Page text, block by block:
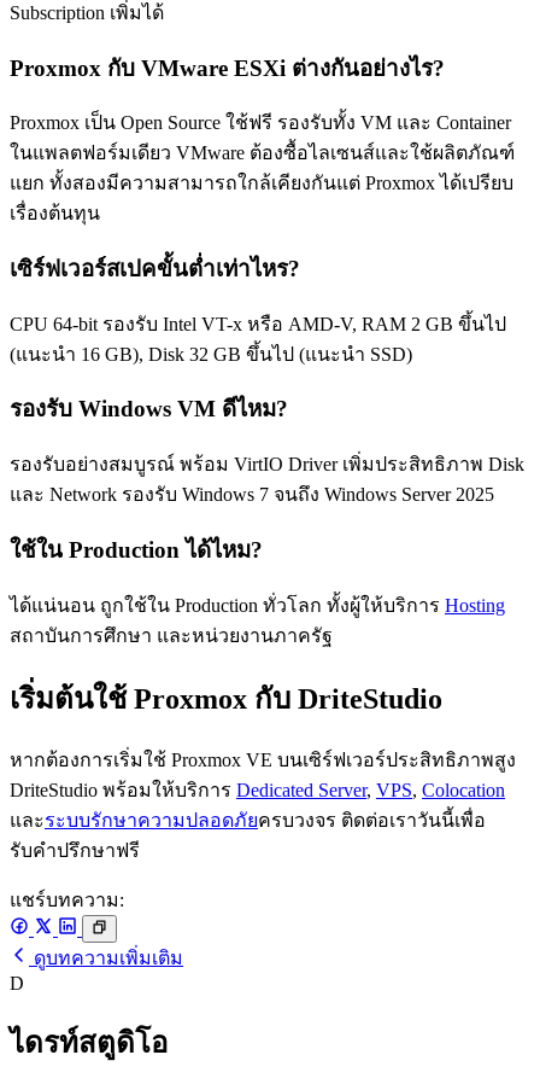
Subscription เพิ่มได้
Proxmox กับ VMware ESXi ต่างกันอย่างไร?
Proxmox เป็น Open Source ใช้ฟรี รองรับทั้ง VM และ Container
ในแพลตฟอร์มเดียว VMware ต้องซื้อไลเซนส์และใช้ผลิตภัณฑ์
แยก ทั้งสองมีความสามารถใกล้เคียงกันแต่ Proxmox ได้เปรียบ
เรื่องต้นทุน
เซิร์ฟเวอร์สเปคขั้นต่ำเท่าไหร?
CPU 64-bit รองรับ Intel VT-x หรือ AMD-V, RAM 2 GB ขึ้นไป
(แนะนำ 16 GB), Disk 32 GB ขึ้นไป (แนะนำ SSD)
รองรับ Windows VM ดีไหม?
รองรับอย่างสมบูรณ์ พร้อม VirtIO Driver เพิ่มประสิทธิภาพ Disk
และ Network รองรับ Windows 7 จนถึง Windows Server 2025
ใช้ใน Production ได้ไหม?
ได้แน่นอน ถูกใช้ใน Production ทั่วโลก ทั้งผู้ให้บริการ Hosting
สถาบันการศึกษา และหน่วยงานภาครัฐ
เริ่มต้นใช้ Proxmox กับ DriteStudio
หากต้องการเริ่มใช้ Proxmox VE บนเซิร์ฟเวอร์ประสิทธิภาพสูง
DriteStudio พร้อมให้บริการ Dedicated Server, VPS, Colocation
และระบบรักษาความปลอดภัยครบวงจร ติดต่อเราวันนี้เพื่อ
รับคำปรึกษาฟรี
แชร์บทความ:
ดูบทความเพิ่มเติม
D
ไดรท์สตูดิโอ